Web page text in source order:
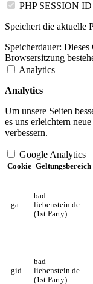
PHP SESSION ID
Speichert die aktuelle
Speicherdauer: Dieses
Browsersitzung
Analytics
Analytics
Um unsere Seiten
es uns erleichtern
verbessern.
Google Analytics
Cookie Geltungsbereich
_ga
bad-
liebenstein.de
(1st Party)
_gid
bad-
liebenstein.de
(1st Party)